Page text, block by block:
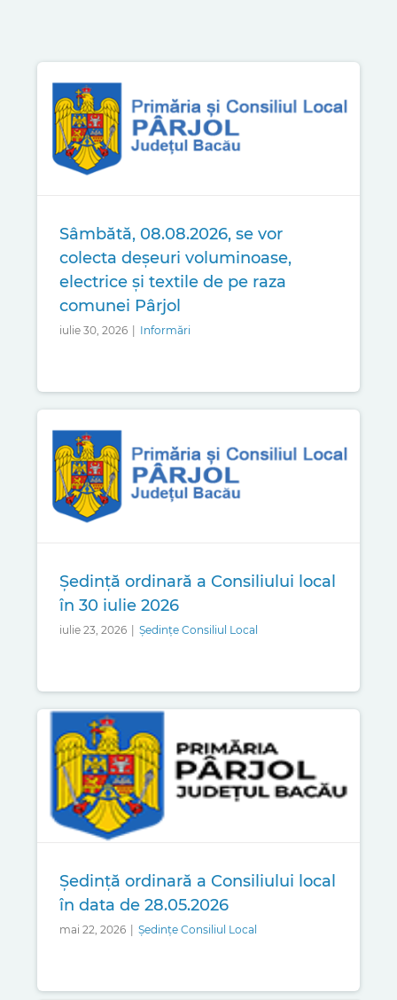
Sâmbătă, 08.08.2026, se vor
colecta deșeuri voluminoase,
electrice și textile de pe raza
comunei Pârjol
iulie 30, 2026 Informări
Ședință ordinară a Consiliului local
în 30 iulie 2026
iulie 23, 2026 Ședințe Consiliul Local
Ședință ordinară a Consiliului local
în data de 28.05.2026
mai 22, 2026 Ședințe Consiliul Local